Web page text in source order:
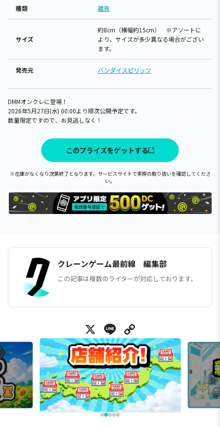
種類 雑貨
サイズ
約8cm（横幅約15cm） ※アソートに
より、サイズが多少異なる場合がござい
ます。
発売元 バンダイスピリッツ
DMMオンクレに登場！
2026年5月27日(水) 00:00より順次公開予定です。
数量限定ですので、お見逃しなく！
このプライズをゲットする
※在庫がなくなり次第終了となります。サービスサイトで実際の取り扱いを確認してくださ
い。
クレーンゲーム最前線 編集部
この記事は複数のライターが対応しております。
X Line